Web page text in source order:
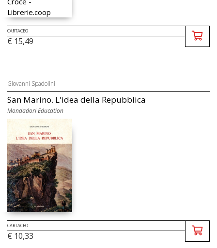
CARTACEO
€ 15,49
Giovanni Spadolini
San Marino. L'idea della Repubblica
Mondadori Education
CARTACEO
€ 10,33